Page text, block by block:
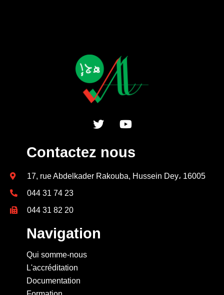
Contactez nous
17, rue Abdelkader Rakouba, Hussein Dey، 16005
044 31 74 23
044 31 82 20
Navigation
Qui somme-nous
L'accréditation
Documentation